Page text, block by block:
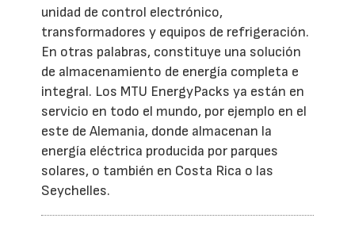
unidad de control electrónico,
transformadores y equipos de refrigeración.
En otras palabras, constituye una solución
de almacenamiento de energía completa e
integral. Los MTU EnergyPacks ya están en
servicio en todo el mundo, por ejemplo en el
este de Alemania, donde almacenan la
energía eléctrica producida por parques
solares, o también en Costa Rica o las
Seychelles.